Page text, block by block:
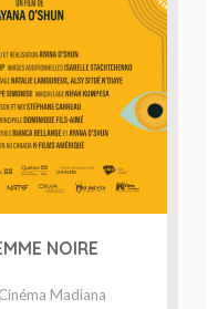
NOIRE
Madiana